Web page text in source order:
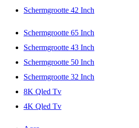
Schermgrootte 42 Inch
Schermgrootte 65 Inch
Schermgrootte 43 Inch
Schermgrootte 50 Inch
Schermgrootte 32 Inch
8K Qled Tv
4K Qled Tv